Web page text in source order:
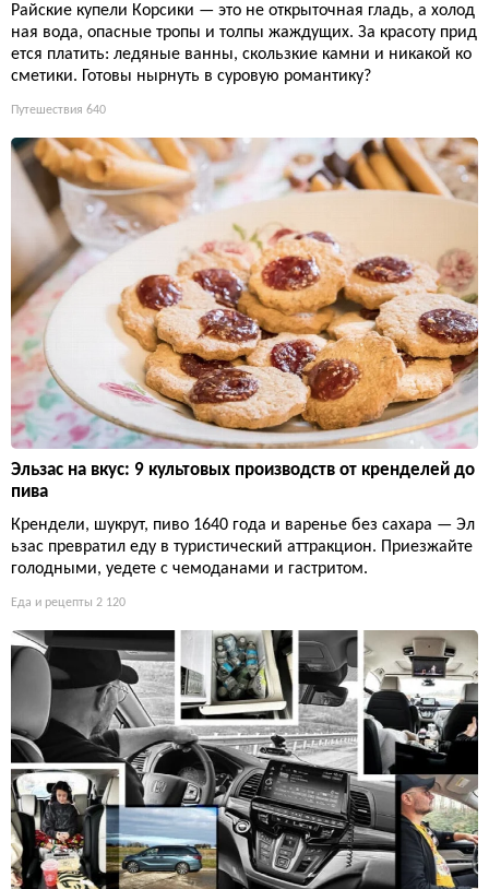
Райские купели Корсики — это не открыточная гладь, а холод
ная вода, опасные тропы и толпы жаждущих. За красоту прид
ется платить: ледяные ванны, скользкие камни и никакой ко
сметики. Готовы нырнуть в суровую романтику?
Путешествия 640
Эльзас на вкус: 9 культовых производств от кренделей до
пива
Крендели, шукрут, пиво 1640 года и варенье без сахара — Эл
ьзас превратил еду в туристический аттракцион. Приезжайте
голодными, уедете с чемоданами и гастритом.
Еда и рецепты 2 120